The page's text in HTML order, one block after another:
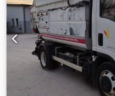
0473/19.99.85